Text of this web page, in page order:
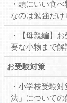
・頭にいい食
なのは勉強だけ
・【母親編】
要な小物まで解
お受験対策
・小学校受験
法」についての